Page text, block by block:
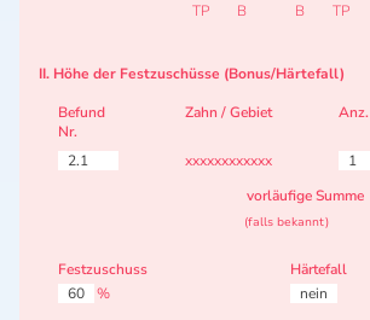
TP
B B TP
II. Höhe der Festzuschüsse (Bonus/Härtefall)
Befund
Nr.
Zahn / Gebiet Anz.
2.1 xxxxxxxxxxxx 1
vorläufige Summe
(falls bekannt)
Festzuschuss
60
%
Härtefall
nein